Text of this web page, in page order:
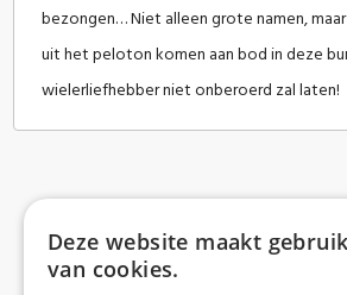
bezongen… Niet alleen grote namen,
uit het peloton komen aan bod in deze
wielerliefhebber niet onberoerd zal laten!
Deze website maakt gebruik
van cookies.